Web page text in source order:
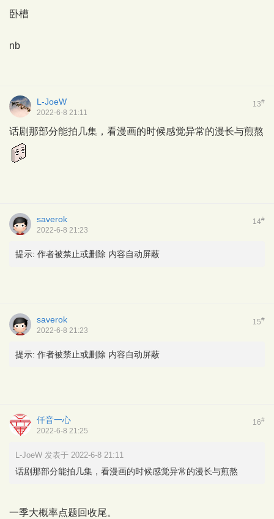
卧槽
nb
13#
L-JoeW
2022-6-8 21:11
话剧那部分能拍几集，看漫画的时候感觉异常的漫长与煎熬
14#
saverok
2022-6-8 21:23
提示: 作者被禁止或删除 内容自动屏蔽
15#
saverok
2022-6-8 21:23
提示: 作者被禁止或删除 内容自动屏蔽
16#
仟音一心
2022-6-8 21:25
L-JoeW 发表于 2022-6-8 21:11
话剧那部分能拍几集，看漫画的时候感觉异常的漫长与煎熬
一季大概率点题回收尾。